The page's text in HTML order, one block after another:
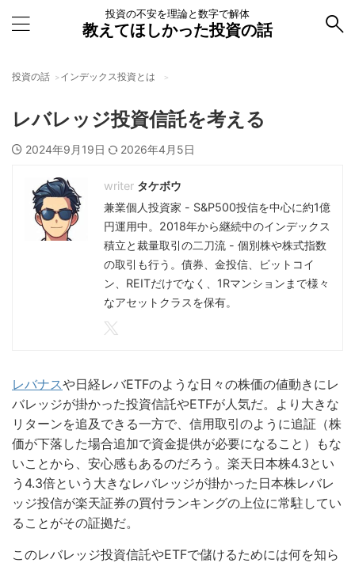
投資の不安を理論と数字で解体
教えてほしかった投資の話
投資の話 インデックス投資とは
レバレッジ投資信託を考える
2024年9月19日 2026年4月5日
タケボウ
兼業個人投資家 - S&P500投信を中心に約1億
円運用中。2018年から継続中のインデックス
積立と裁量取引の二刀流 - 個別株や株式指数
の取引も行う。債券、金投信、ビットコイ
ン、REITだけでなく、1Rマンションまで様々
なアセットクラスを保有。
レバナスや日経レバETFのような日々の株価の値動きにレ
バレッジが掛かった投資信託やETFが人気だ。より大きな
リターンを追及できる一方で、信用取引のように追証（株
価が下落した場合追加で資金提供が必要になること）もな
いことから、安心感もあるのだろう。楽天日本株4.3とい
う4.3倍という大きなレバレッジが掛かった日本株レバレ
ッジ投信が楽天証券の買付ランキングの上位に常駐してい
ることがその証拠だ。
このレバレッジ投資信託やETFで儲けるためには何を知ら